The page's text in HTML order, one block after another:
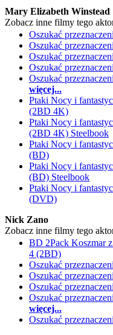
Mary Elizabeth Winstead
Zobacz inne filmy tego
Oszukać
Oszukać
Oszukać
Oszukać
Oszukać
więcej...
Ptaki Nocy i
(2BD 4K)
Ptaki Nocy i
(2BD 4K) Steelbook
Ptaki Nocy i
(BD)
Ptaki Nocy i
(BD) Steelbook
Ptaki Nocy i
(DVD)
Nick Zano
Zobacz inne filmy tego
BD 2Pack Koszmar
4 (2BD)
Oszukać
Oszukać
Oszukać
Oszukać
więcej...
Oszukać